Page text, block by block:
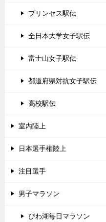
プリンセス駅伝
全日本大学女子駅伝
富士山女子駅伝
都道府県対抗女子駅伝
高校駅伝
室内陸上
日本選手権陸上
注目選手
男子マラソン
びわ湖毎日マラソン